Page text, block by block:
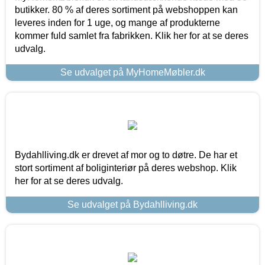
butikker. 80 % af deres sortiment på webshoppen kan
leveres inden for 1 uge, og mange af produkterne
kommer fuld samlet fra fabrikken. Klik her for at se deres
udvalg.
Se udvalget på MyHomeMøbler.dk
Bydahlliving.dk er drevet af mor og to døtre. De har et
stort sortiment af boliginteriør på deres webshop. Klik
her for at se deres udvalg.
Se udvalget på Bydahlliving.dk